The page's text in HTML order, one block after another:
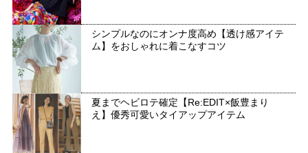
シンプルなのにオンナ度高め【透け感アイテ
ム】をおしゃれに着こなすコツ
夏までヘビロテ確定【Re:EDIT×飯豊まり
え】優秀可愛いタイアップアイテム